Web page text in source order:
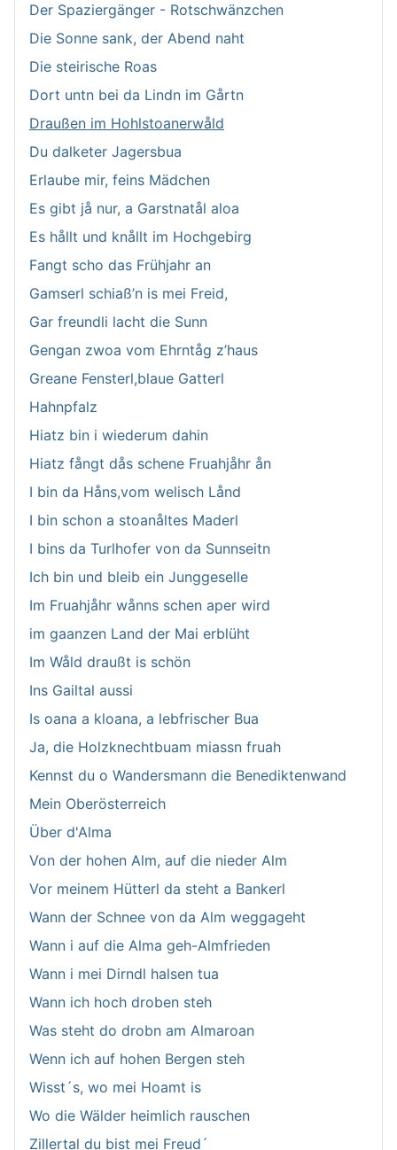
Der Spaziergänger - Rotschwänzchen
Die Sonne sank, der Abend naht
Die steirische Roas
Dort untn bei da Lindn im Gårtn
Draußen im Hohlstoanerwåld
Du dalketer Jagersbua
Erlaube mir, feins Mädchen
Es gibt jå nur, a Garstnatål aloa
Es hållt und knållt im Hochgebirg
Fangt scho das Frühjahr an
Gamserl schiaß’n is mei Freid,
Gar freundli lacht die Sunn
Gengan zwoa vom Ehrntåg z’haus
Greane Fensterl,blaue Gatterl
Hahnpfalz
Hiatz bin i wiederum dahin
Hiatz fångt dås schene Fruahjåhr ån
I bin da Håns,vom welisch Lånd
I bin schon a stoanåltes Maderl
I bins da Turlhofer von da Sunnseitn
Ich bin und bleib ein Junggeselle
Im Fruahjåhr wånns schen aper wird
im gaanzen Land der Mai erblüht
Im Wåld draußt is schön
Ins Gailtal aussi
Is oana a kloana, a lebfrischer Bua
Ja, die Holzknechtbuam miassn fruah
Kennst du o Wandersmann die Benediktenwand
Mein Oberösterreich
Über d'Alma
Von der hohen Alm, auf die nieder Alm
Vor meinem Hütterl da steht a Bankerl
Wann der Schnee von da Alm weggageht
Wann i auf die Alma geh-Almfrieden
Wann i mei Dirndl halsen tua
Wann ich hoch droben steh
Was steht do drobn am Almaroan
Wenn ich auf hohen Bergen steh
Wisst´s, wo mei Hoamt is
Wo die Wälder heimlich rauschen
Zillertal du bist mei Freud´